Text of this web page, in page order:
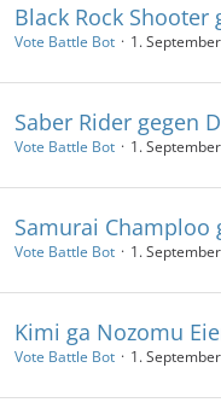
Black Rock Shooter
Vote Battle Bot 1.
Saber Rider gegen
Vote Battle Bot 1.
Samurai Champloo
Vote Battle Bot 1.
Kimi ga Nozomu
Vote Battle Bot 1.